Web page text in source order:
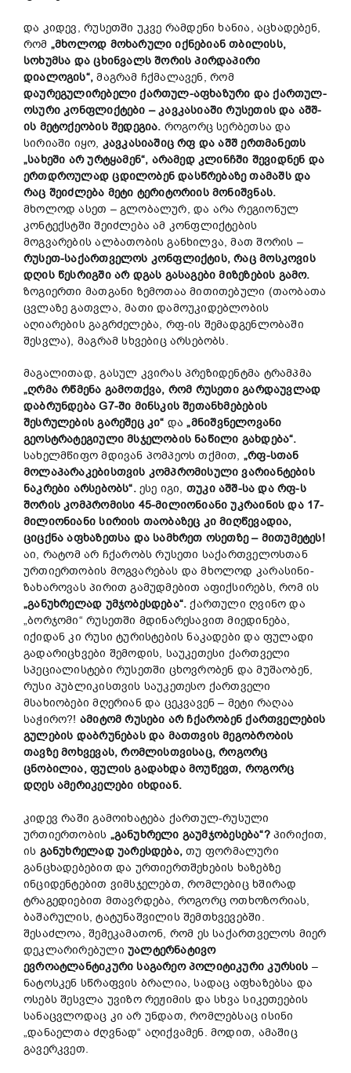
და კიდევ, რუსეთში უკვე რამდენი ხანია, აცხადებენ,
რომ „მხოლოდ მოხარული იქნებიან თბილისს,
სოხუმსა და ცხინვალს შორის პირდაპირი
დიალოგის“, მაგრამ ჩქმალავენ, რომ
დაურეგულირებელი ქართულ-აფხაზური და ქართულ-
ოსური კონფლიქტები – კავკასიაში რუსეთის და აშშ-
ის მეტოქეობის შედეგია. როგორც სერბეთსა და
სირიაში იყო, კავკასიაშიც რფ და აშშ ერთმანეთს
„სახეში არ ურტყამენ“, არამედ კლინჩში შევიდნენ და
ერთდროულად ცდილობენ დასწრებაზე თამაშს და
რაც შეიძლება მეტი ტერიტორიის მონიშვნას.
მხოლოდ ასეთ – გლობალურ, და არა რეგიონულ
კონტექსტში შეიძლება ამ კონფლიქტების
მოგვარების ალბათობის განხილვა, მათ შორის –
რუსეთ-საქართველოს კონფლიქტის, რაც მოსკოვის
დღის წესრიგში არ დგას გასაგები მიზეზების გამო.
ზოგიერთი მათგანი ზემოთაა მითითებული (თაობათა
ცვლაზე გათვლა, მათი დამოუკიდებლობის
აღიარების გაგრძელება, რფ-ის შემადგენლობაში
შესვლა), მაგრამ სხვებიც არსებობს.
მაგალითად, გასულ კვირას პრეზიდენტმა ტრამპმა
„ღრმა რწმენა გამოთქვა, რომ რუსეთი გარდაუვლად
დაბრუნდება G7-ში მინსკის შეთანხმებების
შესრულების გარეშეც კი“ და„მნიშვნელოვანი
გეოსტრატეგიული მსჯელობის ნაწილი გახდება“.
სახელმწიფო მდივან პომპეოს თქმით, „რფ-სთან
მოლაპარაკებისთვის კომპრომისული ვარიანტების
ნაკრები არსებობს“.ესე იგი, თუკი აშშ-სა და რფ-ს
შორის კომპრომისი 45-მილიონიანი უკრაინის და 17-
მილიონიანი სირიის თაობაზეც კი მიღწევადია,
ციცქნა აფხაზეთსა და სამხრეთ ოსეთზე – მითუმეტეს!
აი, რატომ არ ჩქარობს რუსეთი საქართველოსთან
ურთიერთობის მოგვარებას და მხოლოდ კარასინი-
ზახაროვას პირით გამუდმებით აფიქსირებს, რომ ის
„განუხრელად უმჯობესდება“. ქართული ღვინო და
„ბორჯომი“ რუსეთში მდინარესავით მიედინება,
იქიდან კი რუსი ტურისტების ნაკადები და ფულადი
გადარიცხვები შემოდის, საუკეთესი ქართველი
სპეციალისტები რუსეთში ცხოვრობენ და მუშაობენ,
რუსი პუბლიკისთვის საუკეთესო ქართველი
მსახიობები მღერიან და ცეკვავენ – მეტი რაღაა
საჭირო?! ამიტომ რუსები არ ჩქარობენ ქართველების
გულების დაბრუნებას და მათთვის მეგობრობის
თავზე მოხვევას, რომლისთვისაც, როგორც
ცნობილია, ფულის გადახდა მოუწევთ, როგორც
დღეს ამერიკელები იხდიან.
კიდევ რაში გამოიხატება ქართულ-რუსული
ურთიერთობის „განუხრელი გაუმჯობესება“?პირიქით,
ის განუხრელად უარესდება, თუ ფორმალური
განცხადებებით და ურთიერთშეხების ხაზებზე
ინციდენტებით ვიმსჯელებთ, რომლებიც ხშირად
ტრაგედიებით მთავრდება, როგორც ოთხოზორიას,
ბაშარულის, ტატუნაშვილის შემთხვევებში.
შესაძლოა, შემეკამათონ, რომ ეს საქართველოს მიერ
დეკლარირებული უალტერნატივო
ევროატლანტიკური საგარეო პოლიტიკური კურსის –
ნატოსკენ სწრაფვის ბრალია, სადაც აფხაზებსა და
ოსებს შესვლა უვიზო რეჟიმის და სხვა სიკეთეების
სანაცვლოდაც კი არ უნდათ, რომლებსაც ისინი
„დანაელთა ძღვნად“ აღიქვამენ. მოდით, ამაშიც
გავერკვეთ.